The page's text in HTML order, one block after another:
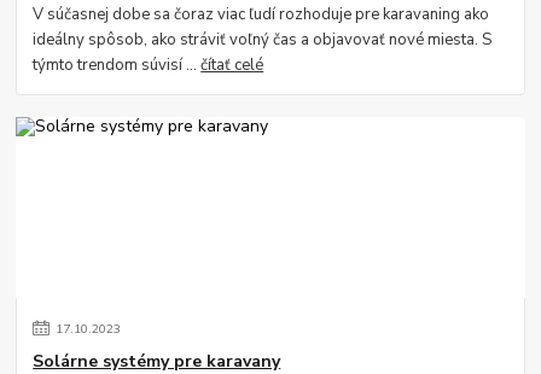
V súčasnej dobe sa čoraz viac ľudí rozhoduje pre karavaning ako
ideálny spôsob, ako stráviť voľný čas a objavovať nové miesta. S
týmto trendom súvisí ...čítať celé
17.10.2023
Solárne systémy pre karavany